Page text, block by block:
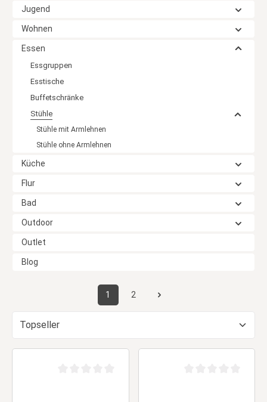
Jugend
Wohnen
Essen
Essgruppen
Esstische
Buffetschränke
Stühle
Stühle mit Armlehnen
Stühle ohne Armlehnen
Küche
Flur
Bad
Outdoor
Outlet
Blog
Seite
1
Seite
2